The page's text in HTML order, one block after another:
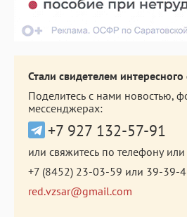
Стали свидетелем
Поделитесь с нами новостью,
мессенджерах:
+7 927 132-57-91
или свяжитесь по телефону
+7 (8452) 23-03-59 или 39-39-
red.vzsar@gmail.com